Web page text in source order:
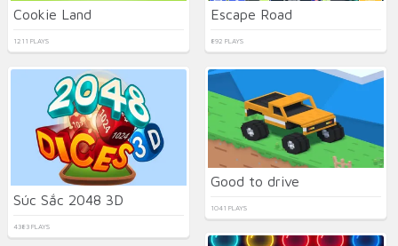
Cookie Land
1211 PLAYS
Escape Road
892 PLAYS
Súc Sắc 2048 3D
4383 PLAYS
Good to drive
1041 PLAYS